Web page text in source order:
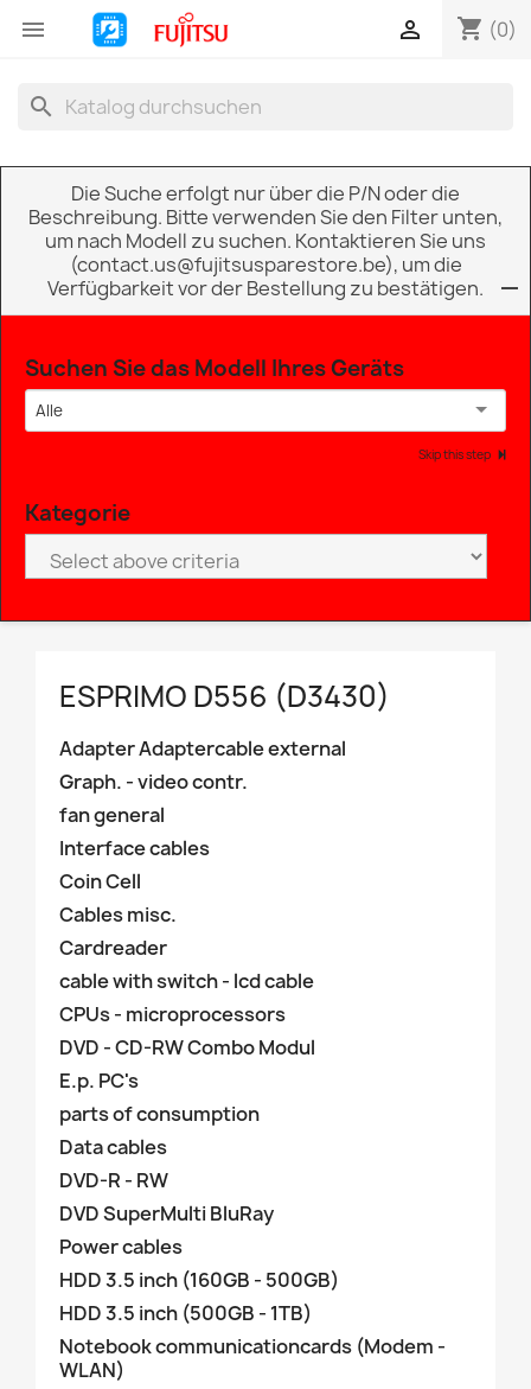
 shopping_cart (0)

search
Die Suche erfolgt nur über die P/N oder die
Beschreibung. Bitte verwenden Sie den Filter unten,
um nach Modell zu suchen. Kontaktieren Sie uns
(contact.us@fujitsusparestore.be), um die
Verfügbarkeit vor der Bestellung zu bestätigen.
Suchen Sie das Modell Ihres Geräts
Alle
Skip this step
Kategorie
ESPRIMO D556 (D3430)
Adapter Adaptercable external
Graph. - video contr.
fan general
Interface cables
Coin Cell
Cables misc.
Cardreader
cable with switch - lcd cable
CPUs - microprocessors
DVD - CD-RW Combo Modul
E.p. PC's
parts of consumption
Data cables
DVD-R - RW
DVD SuperMulti BluRay
Power cables
HDD 3.5 inch (160GB - 500GB)
HDD 3.5 inch (500GB - 1TB)
Notebook communicationcards (Modem -
WLAN)